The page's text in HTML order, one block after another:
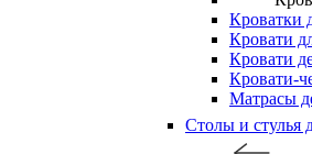
Кроватки
Кровати
Кровати
Кровати-
Матрасы
Столы и стулья